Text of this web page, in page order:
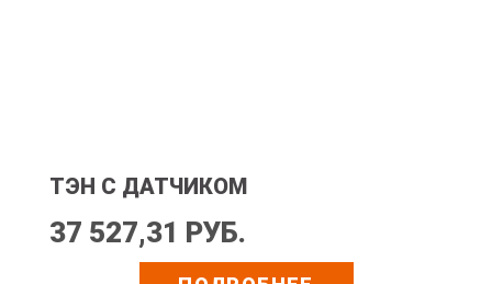
ТЭН С ДАТЧИКОМ
37 527,31 РУБ.